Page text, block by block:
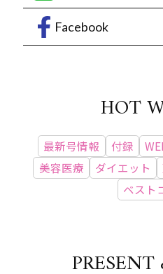
Facebook
HOT
最新号情報 付録
美容医療
ダイエット
ベスト